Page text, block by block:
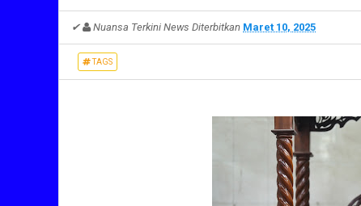
✔ Nuansa Terkini News Diterbitkan Maret 10, 2025
TAGS